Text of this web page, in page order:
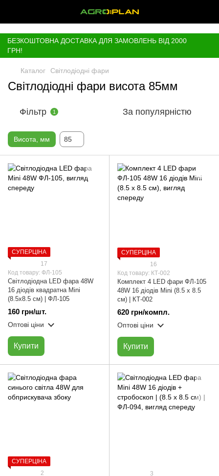
БЕЗКОШТОВНА ДОСТАВКА ДЛЯ ЗАМОВЛЕНЬ ВІД 2000
ГРН!
Каталог Світлодіодні фари
Світлодіодні фари висота 85мм
Фільтр 1 За популярністю
Висота, мм 85
СУПЕРЦІНА
17
Код товару: ФЛ-105
Світлодіодна LED фара 48W
16 діодів квадратна Mini
(8.5х8.5 см) | ФЛ-105
160 грн/шт.
Оптові ціни
Купити
СУПЕРЦІНА
16
Код товару: КТ-002
Комплект 4 LED фари ФЛ-105
48W 16 діодів Мini (8.5 х 8.5
см) | КТ-002
620 грн/компл.
Оптові ціни
Купити
СУПЕРЦІНА
2
3